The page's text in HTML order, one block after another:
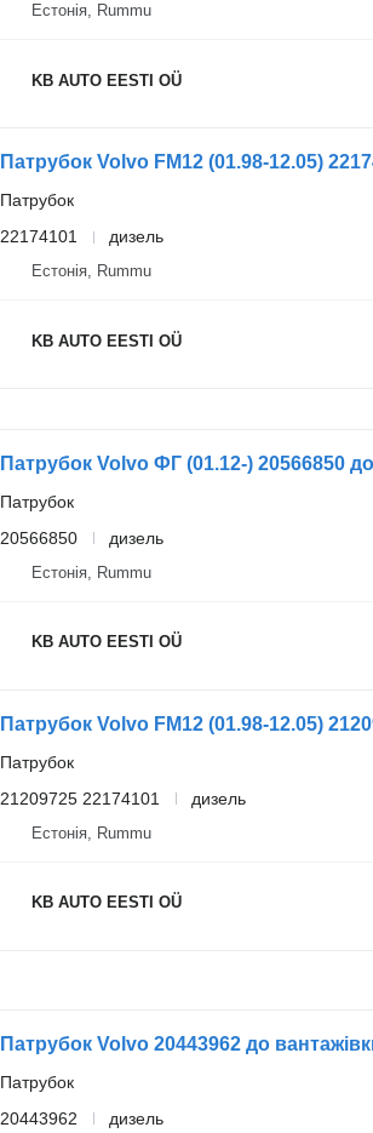
Естонія, Rummu
KB AUTO EESTI OÜ
Патрубок
22174101
дизель
Естонія, Rummu
KB AUTO EESTI OÜ
Патрубок Volvo ФГ (01.12-) 20566850
Патрубок
20566850
дизель
Естонія, Rummu
KB AUTO EESTI OÜ
Патрубок
21209725 22174101
дизель
Естонія, Rummu
KB AUTO EESTI OÜ
Патрубок Volvo 20443962 до
Патрубок
20443962
дизель